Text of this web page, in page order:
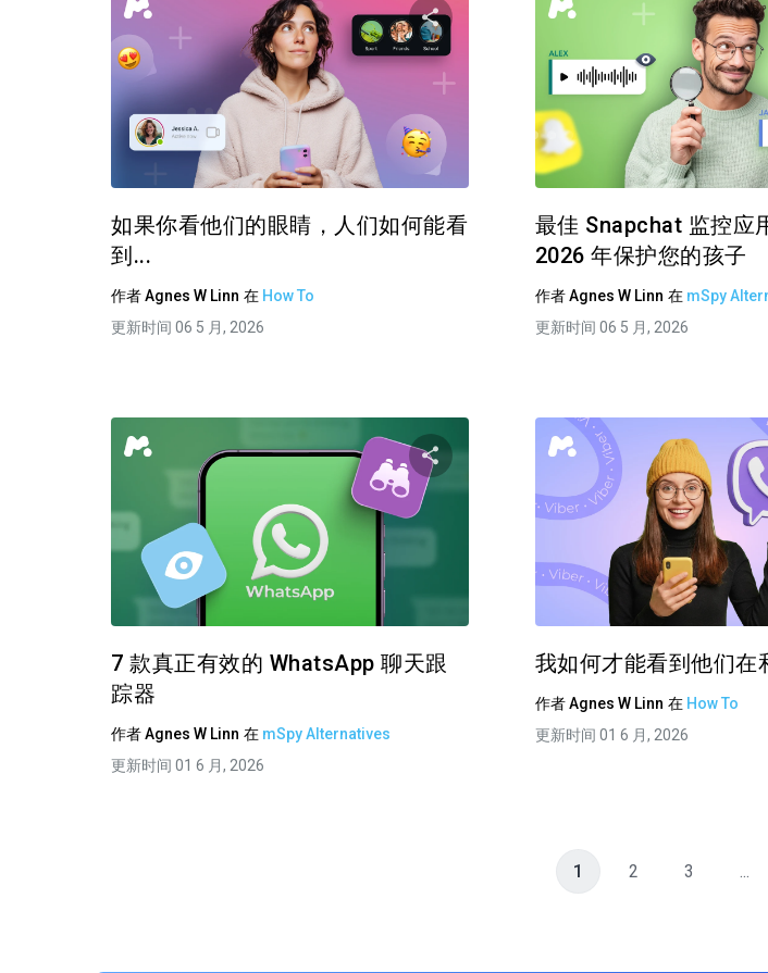
分享这篇文章
推特 在 Facebook 上 复制链接
如果你看他们的眼睛，人们如何能看
到...
作者Agnes W Linn 在 How To
更新时间 06 5 月, 2026
最佳 Snapchat 监控应
2026 年保护您的孩子
作者Agnes W Linn 在 mSpy
更新时间 06 5 月, 2026
分享这篇文章
复制链接
7 款真正有效的 WhatsApp 聊天跟
踪器
作者Agnes W Linn 在 mSpy Alternatives
更新时间 01 6 月, 2026
我如何才能看到他们在
作者Agnes W Linn 在 How To
更新时间 01 6 月, 2026
1 2 3 ...